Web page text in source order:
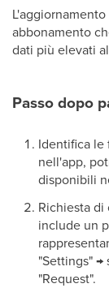
abbonamento
dati più elevati
Passo dopo
Identifica le
nell'app,
disponibili
Richiesta
include un
"Settings" →
"Request".